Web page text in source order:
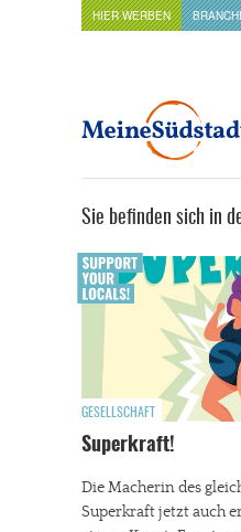
HIER WERBEN
Sie befinden sich in
GESELLSCHAFT
Superkraft!
Die Macherin des
Superkraft jetzt auch